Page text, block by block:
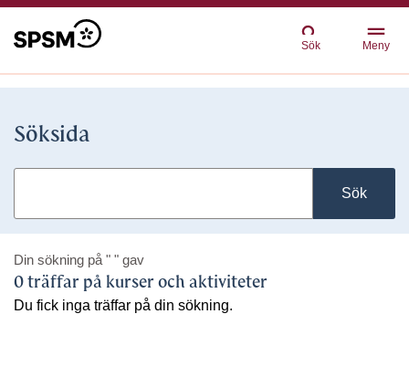
Sök Meny
Söksida
Sök
Din sökning på " " gav
0 träffar på kurser och aktiviteter
Du fick inga träffar på din sökning.